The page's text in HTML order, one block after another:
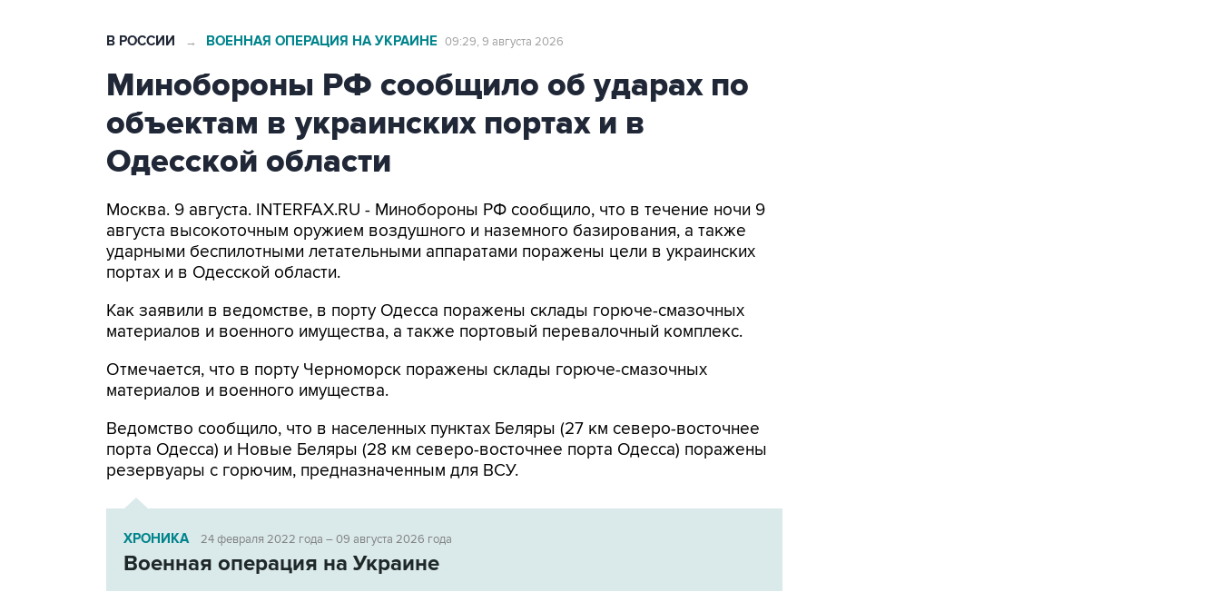
В РОССИИ → ВОЕННАЯ ОПЕРАЦИЯ НА УКРАИНЕ 09:29, 9 августа 2026
Минобороны РФ сообщило об ударах по
объектам в украинских портах и в
Одесской области
Москва. 9 августа. INTERFAX.RU - Минобороны РФ сообщило, что в течение ночи 9
августа высокоточным оружием воздушного и наземного базирования, а также
ударными беспилотными летательными аппаратами поражены цели в украинских
портах и в Одесской области.
Как заявили в ведомстве, в порту Одесса поражены склады горюче-смазочных
материалов и военного имущества, а также портовый перевалочный комплекс.
Отмечается, что в порту Черноморск поражены склады горюче-смазочных
материалов и военного имущества.
Ведомство сообщило, что в населенных пунктах Беляры (27 км северо-восточнее
порта Одесса) и Новые Беляры (28 км северо-восточнее порта Одесса) поражены
резервуары с горючим, предназначенным для ВСУ.
ХРОНИКА 24 февраля 2022 года – 09 августа 2026 года
Военная операция на Украине